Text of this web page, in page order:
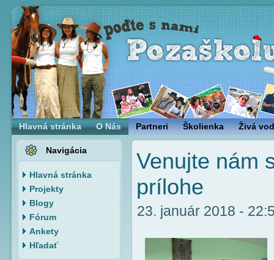
Hlavná stránka O Nás Partneri Školienka Živá
Navigácia
Hlavná stránka
Projekty
Blogy
Fórum
Ankety
Hľadať
Venujte nám
prílohe
23. január 2018 -